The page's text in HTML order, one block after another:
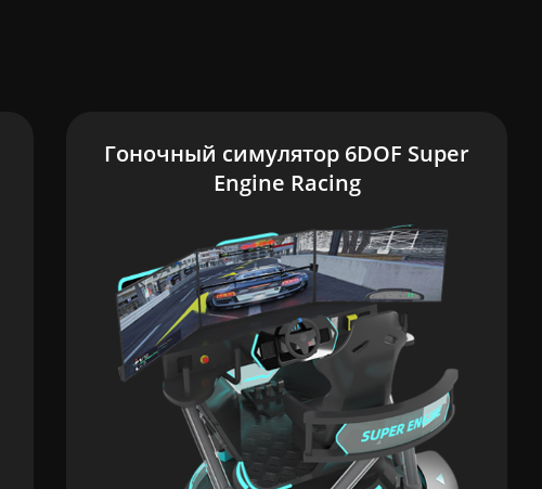
Гоночный симулятор 6DOF Super
Engine Racing